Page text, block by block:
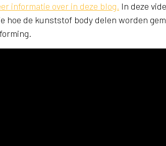
informatie over in deze blog. In deze
hoe de kunststof body delen worden